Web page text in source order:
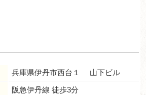
兵庫県伊丹市西台１ 山下ビル
阪急伊丹線 徒歩3分